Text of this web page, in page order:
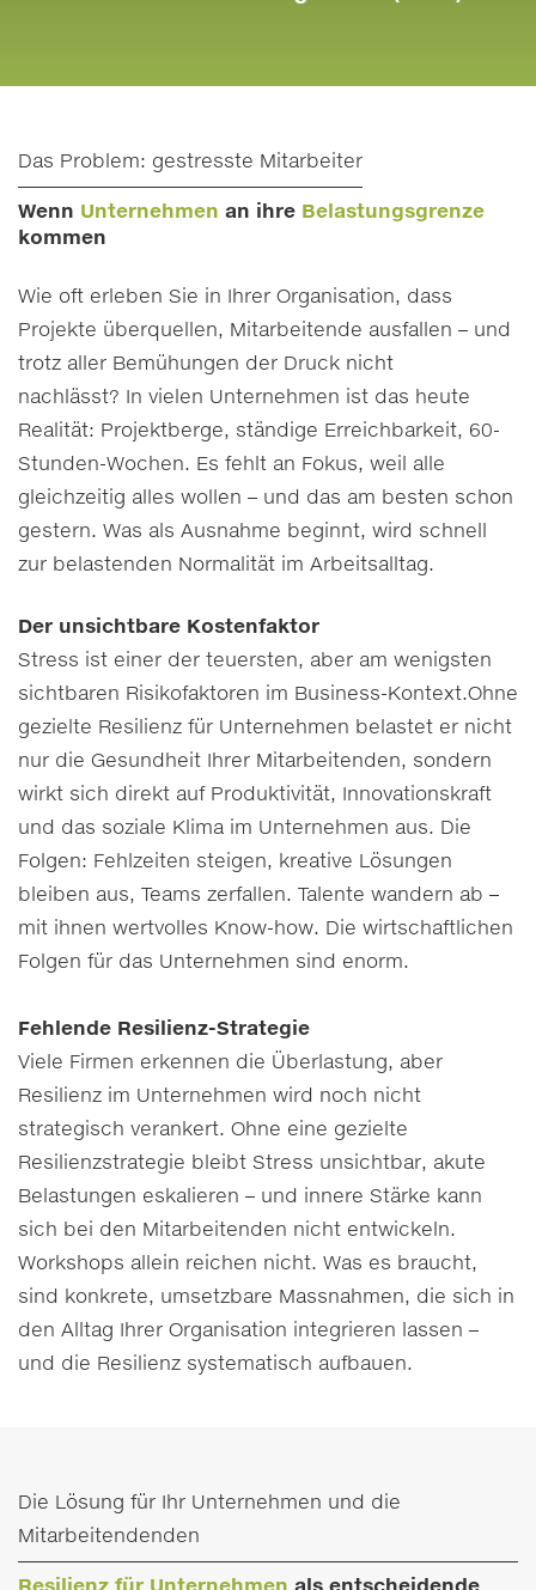
Das Problem: gestresste Mitarbeiter
Wenn Unternehmen an ihre Belastungsgrenze
kommen
Wie oft erleben Sie in Ihrer Organisation, dass
Projekte überquellen, Mitarbeitende ausfallen – und
trotz aller Bemühungen der Druck nicht
nachlässt? In vielen Unternehmen ist das heute
Realität: Projektberge, ständige Erreichbarkeit, 60-
Stunden-Wochen. Es fehlt an Fokus, weil alle
gleichzeitig alles wollen – und das am besten schon
gestern. Was als Ausnahme beginnt, wird schnell
zur belastenden Normalität im Arbeitsalltag.
Der unsichtbare Kostenfaktor
Stress ist einer der teuersten, aber am wenigsten
sichtbaren Risikofaktoren im Business-Kontext.Ohne
gezielte Resilienz für Unternehmen belastet er nicht
nur die Gesundheit Ihrer Mitarbeitenden, sondern
wirkt sich direkt auf Produktivität, Innovationskraft
und das soziale Klima im Unternehmen aus. Die
Folgen: Fehlzeiten steigen, kreative Lösungen
bleiben aus, Teams zerfallen. Talente wandern ab –
mit ihnen wertvolles Know-how. Die wirtschaftlichen
Folgen für das Unternehmen sind enorm.
Fehlende Resilienz-Strategie
Viele Firmen erkennen die Überlastung, aber
Resilienz im Unternehmen wird noch nicht
strategisch verankert. Ohne eine gezielte
Resilienzstrategie bleibt Stress unsichtbar, akute
Belastungen eskalieren – und innere Stärke kann
sich bei den Mitarbeitenden nicht entwickeln.
Workshops allein reichen nicht. Was es braucht,
sind konkrete, umsetzbare Massnahmen, die sich in
den Alltag Ihrer Organisation integrieren lassen –
und die Resilienz systematisch aufbauen.
Die Lösung für Ihr Unternehmen und die
Mitarbeitendenden
Resilienz für Unternehmen als entscheidende